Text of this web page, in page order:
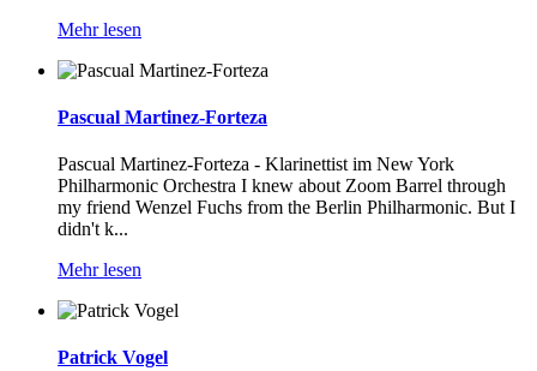
Mehr lesen
Pascual Martinez-Forteza
Pascual Martinez-Forteza - Klarinettist im New York
Philharmonic Orchestra I knew about Zoom Barrel through
my friend Wenzel Fuchs from the Berlin Philharmonic. But I
didn't k...
Mehr lesen
Patrick Vogel